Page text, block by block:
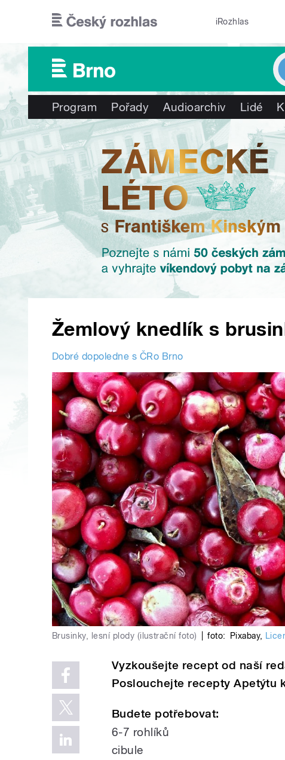
iRozhlas
Program Pořady Audioarchiv Lidé
Žemlový knedlík s
Dobré dopoledne s ČRo Brno
Brusinky, lesní plody (ilustrační foto) foto: Pixabay,
Vyzkoušejte recept od naší
Poslouchejte recepty Apetýtu
Budete potřebovat:
6-7 rohlíků
cibule